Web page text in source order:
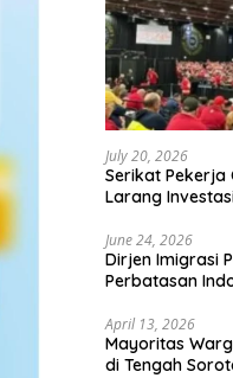
July 20, 2026
Serikat
Larang
June 24, 2026
Dirjen Imigrasi
Perbatasan
April 13, 2026
Mayoritas
di Tengah